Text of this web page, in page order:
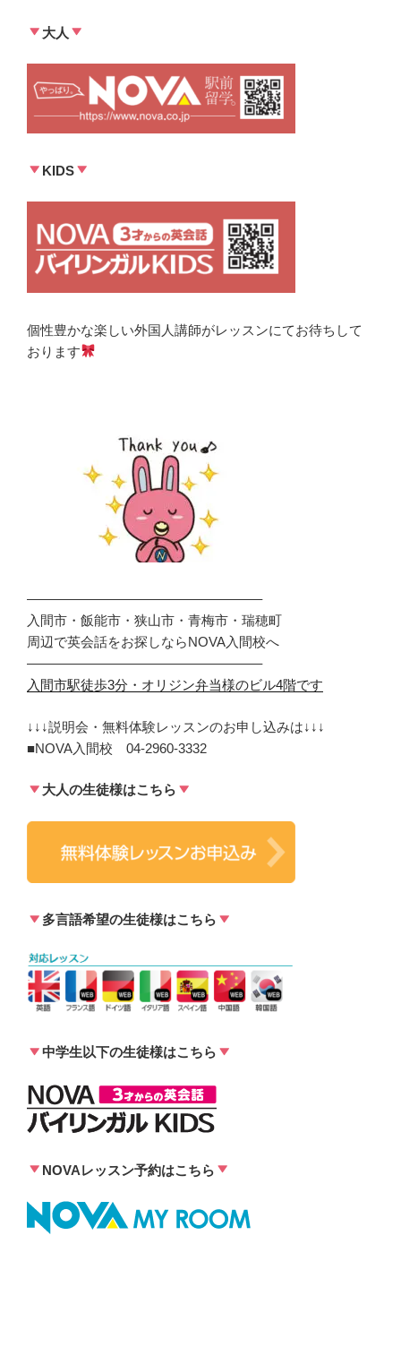
大人
KIDS
個性豊かな楽しい外国人講師がレッスンにてお待ちして
おります
—————————————————–
入間市・飯能市・狭山市・青梅市・瑞穂町
周辺で英会話をお探しならNOVA入間校へ
—————————————————–
入間市駅徒歩3分・オリジン弁当様のビル4階です
↓↓↓説明会・無料体験レッスンのお申し込みは↓↓↓
■NOVA入間校 04-2960-3332
大人の生徒様はこちら
多言語希望の生徒様はこちら
中学生以下の生徒様はこちら
NOVAレッスン予約はこちら